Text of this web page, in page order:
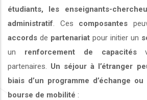
étudiants, les enseignants-
administratif . Ces composantes
accords de partenariat pour initier un
un renforcement de capacités
partenaires. Un séjour à l’étranger
biais d’un programme d’échange
bourse de mobilité :